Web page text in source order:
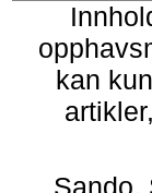
kan
Sando,